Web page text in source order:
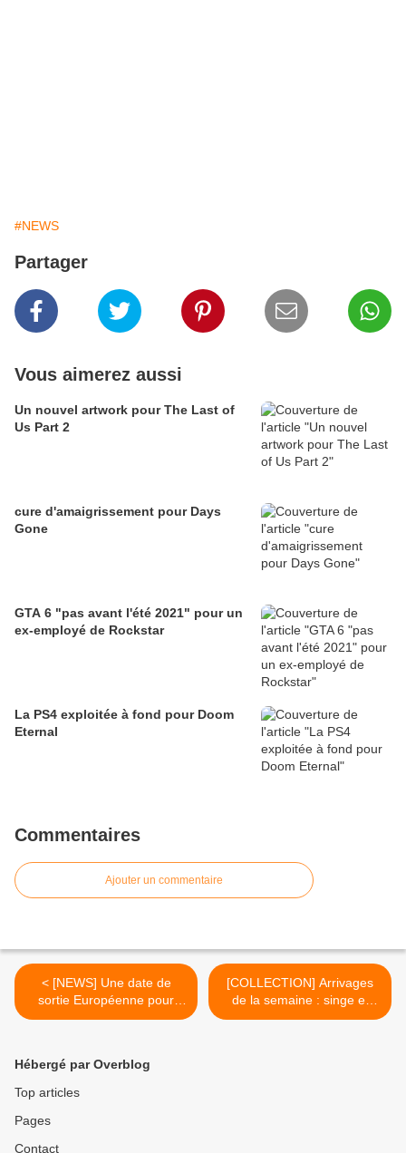
#NEWS
Partager
Vous aimerez aussi
Un nouvel artwork pour The Last of
Us Part 2
cure d'amaigrissement pour Days
Gone
GTA 6 "pas avant l'été 2021" pour un
ex-employé de Rockstar
La PS4 exploitée à fond pour Doom
Eternal
Commentaires
Ajouter un commentaire
< [NEWS] Une date de
sortie Européenne pour
Mugen Souls
[COLLECTION] Arrivages
de la semaine : singe et
crocodile >
Hébergé par Overblog
Top articles
Pages
Contact